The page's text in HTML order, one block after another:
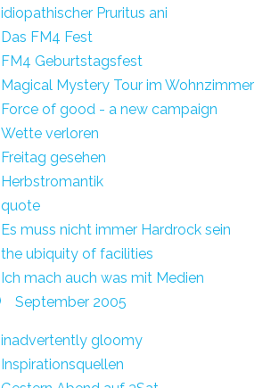
idiopathischer Pruritus ani
Das FM4 Fest
FM4 Geburtstagsfest
Magical Mystery Tour im Wohnzimmer
Force of good - a new campaign
Wette verloren
Freitag gesehen
Herbstromantik
quote
Es muss nicht immer Hardrock sein
the ubiquity of facilities
Ich mach auch was mit Medien
September 2005
inadvertently gloomy
Inspirationsquellen